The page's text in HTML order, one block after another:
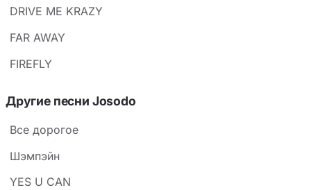
DRIVE ME KRAZY
FAR AWAY
FIREFLY
Другие песни Josodo
Все дорогое
Шэмпэйн
YES U CAN